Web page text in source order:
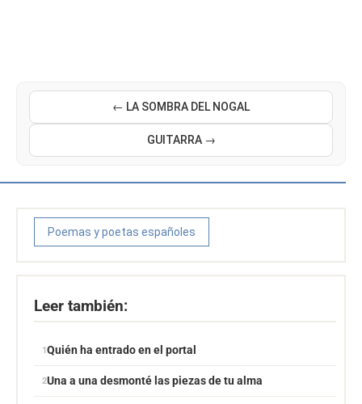
← LA SOMBRA DEL NOGAL
GUITARRA →
Poemas y poetas españoles
Leer también:
Quién ha entrado en el portal
Una a una desmonté las piezas de tu alma